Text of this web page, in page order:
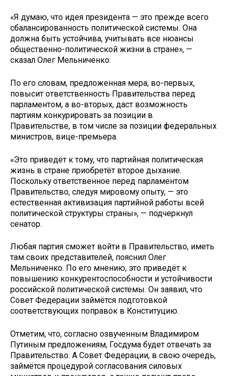
«Я думаю, что идея президента — это прежде всего
сбалансированность политической системы. Она
должна быть устойчива, учитывать все нюансы
общественно-политической жизни в стране», —
сказал Олег Мельниченко.
По его словам, предложенная мера, во-первых,
повысит ответственность Правительства перед
парламентом, а во-вторых, даст возможность
партиям конкурировать за позиции в
Правительстве, в том числе за позиции федеральных
министров, вице-премьера.
«Это приведёт к тому, что партийная политическая
жизнь в стране приобретёт второе дыхание.
Поскольку ответственное перед парламентом
Правительство, следуя мировому опыту, — это
естественная активизация партийной работы всей
политической структуры страны», — подчеркнул
сенатор.
Любая партия сможет войти в Правительство, иметь
там своих представителей, пояснил Олег
Мельниченко. По его мнению, это приведёт к
повышению конкурентоспособности и устойчивости
российской политической системы. Он заявил, что
Совет Федерации займётся подготовкой
соответствующих поправок в Конституцию.
Отметим, что, согласно озвученным Владимиром
Путиным предложениям, Госдума будет отвечать за
Правительство. А Совет Федерации, в свою очередь,
займётся процедурой согласования силовых